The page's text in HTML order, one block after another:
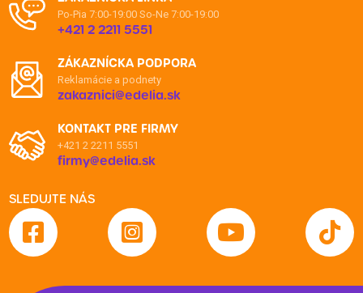
Po-Pia 7:00-19:00 So-Ne 7:00-19:00
+421 2 2211 5551
ZÁKAZNÍCKA PODPORA
Reklamácie a podnety
zakaznici@edelia.sk
KONTAKT PRE FIRMY
+421 2 2211 5551
firmy@edelia.sk
SLEDUJTE NÁS